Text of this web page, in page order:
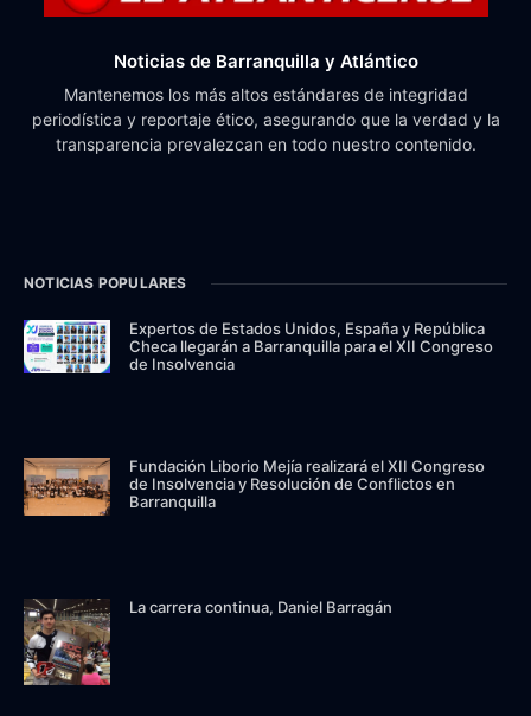
Noticias de Barranquilla y Atlántico
Mantenemos los más altos estándares de integridad
periodística y reportaje ético, asegurando que la verdad y la
transparencia prevalezcan en todo nuestro contenido.
NOTICIAS POPULARES
Expertos de Estados Unidos, España y República
Checa llegarán a Barranquilla para el XII Congreso
de Insolvencia
Fundación Liborio Mejía realizará el XII Congreso
de Insolvencia y Resolución de Conflictos en
Barranquilla
La carrera continua, Daniel Barragán